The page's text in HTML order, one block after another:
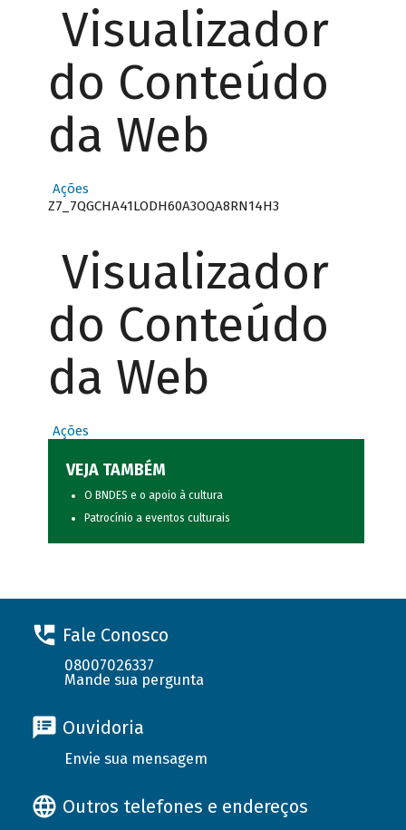
Visualizador
do Conteúdo
da Web
Ações
Z7_7QGCHA41LODH60A3OQA8RN14H3
Visualizador
do Conteúdo
da Web
Ações
VEJA TAMBÉM
O BNDES e o apoio à cultura
Patrocínio a eventos culturais
Fale Conosco
08007026337
Mande sua pergunta
Ouvidoria
Envie sua mensagem
Outros telefones e endereços